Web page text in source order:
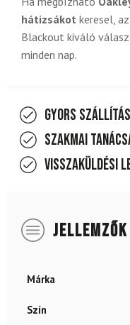
hátizsákot keresel,
Blackout kiváló
minden nap.
Gyors szállítás
Szakmai
Visszaküldési
JELLEMZŐK
Márka
Szín